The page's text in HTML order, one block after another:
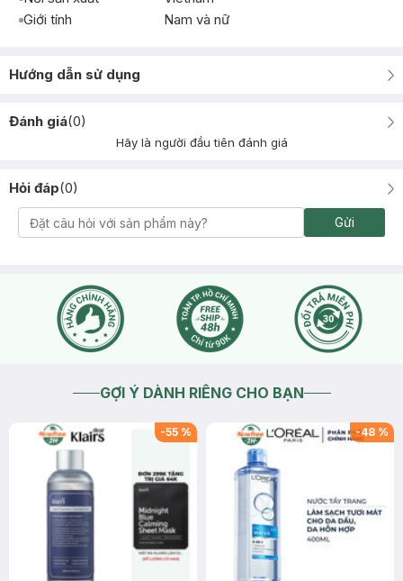
Giới tính
Nam và nữ
Hướng dẫn sử dụng
Đánh giá(0)
Hãy là người đầu tiên đánh giá
Hỏi đáp(0)
Gửi
GỢI Ý DÀNH RIÊNG CHO BẠN
-55 % -48 %